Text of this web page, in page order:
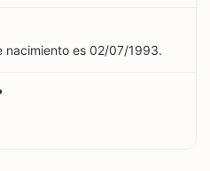
nacimiento es 02/07/1993.